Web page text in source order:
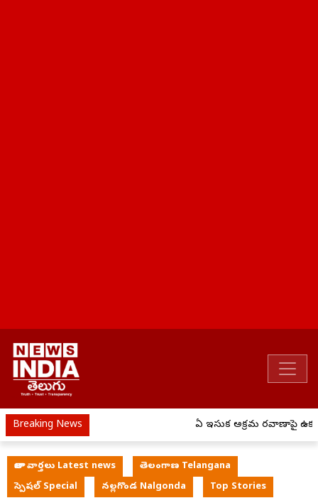
Breaking News ఏపీ ఇసుక అక్రమ రవాణాపై
తాజా వార్తలు Latest news
తెలంగాణ Telangana
స్పెషల్ Special
నల్లగొండ Nalgonda Top Stories